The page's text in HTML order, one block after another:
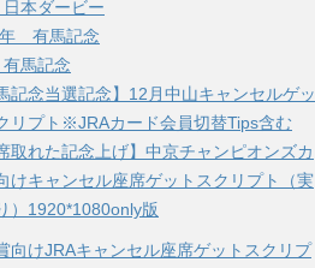
本ダービー
有馬記念
馬記念
記念当選記念】12月中山キャンセルゲッ
リプト※JRAカード会員切替Tips含む
取れた記念上げ】中京チャンピオンズカ
けキャンセル座席ゲットスクリプト（実
）1920*1080only版
向けJRAキャンセル座席ゲットスクリプ